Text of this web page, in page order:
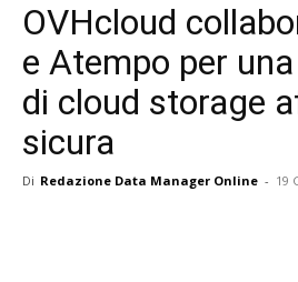
OVHcloud
e Atempo per
di cloud storage
sicura
Di Redazione Data Manager Online - 19